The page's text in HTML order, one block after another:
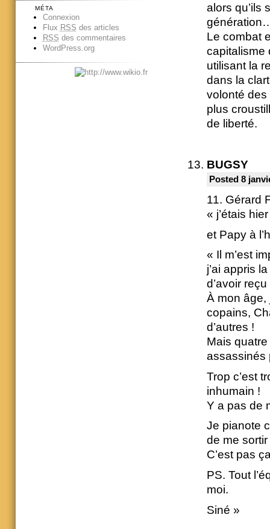
alors qu’ils
Le combat
capitalisme
utilisant la
dans la
volonté
plus
de liberté.
BUGSY
Posted 8
11. Gérard
« j’étais
et Papy à
« Il m’est
j’ai appris
d’avoir
À mon âge,
copains,
d’autres !
Mais
assassinés
Trop c’est
inhumain !
Y a pas de
Je pianote
de me
C’est pas
PS. Tout
moi.
Siné »
MÉTA
Connexion
Flux RSS des articles
RSS des commentaires
WordPress.org